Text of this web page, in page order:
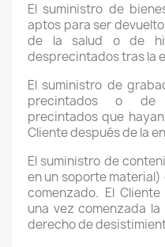
El suministro de
aptos para ser
de la salud o de
desprecintados tras la
El suministro de
precintados o de
precintados que
Cliente después de la
El suministro de
en un soporte
comenzado. El
una vez comenzada
derecho de